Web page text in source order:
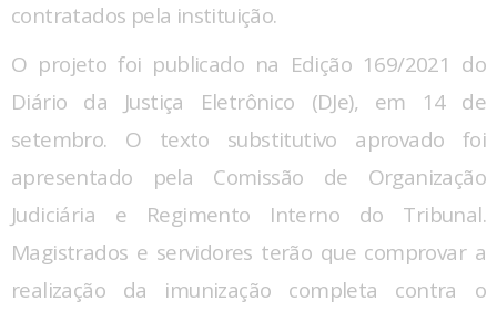
contratados pela instituição.
O projeto foi publicado na Edição 169/2021 do
Diário da Justiça Eletrônico (DJe), em 14 de
setembro. O texto substitutivo aprovado foi
apresentado pela Comissão de Organização
Judiciária e Regimento Interno do Tribunal.
Magistrados e servidores terão que comprovar a
realização da imunização completa contra o